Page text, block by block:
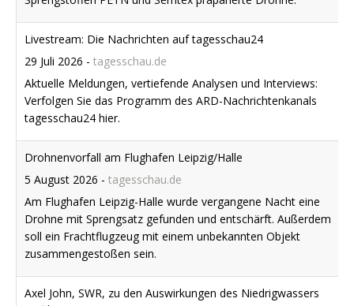
Livestream: Die Nachrichten auf tagesschau24
29 Juli 2026 -tagesschau.de
Aktuelle Meldungen, vertiefende Analysen und Interviews:
Verfolgen Sie das Programm des ARD-Nachrichtenkanals
tagesschau24 hier.
Drohnenvorfall am Flughafen Leipzig/Halle
5 August 2026-tagesschau.de
Am Flughafen Leipzig-Halle wurde vergangene Nacht eine
Drohne mit Sprengsatz gefunden und entschärft. Außerdem
soll ein Frachtflugzeug mit einem unbekannten Objekt
zusammengestoßen sein.
Axel John, SWR, zu den Auswirkungen des Niedrigwassers
im Rhein